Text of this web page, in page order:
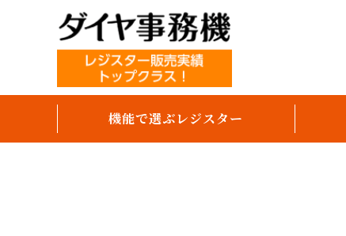
機能で選ぶレジスター